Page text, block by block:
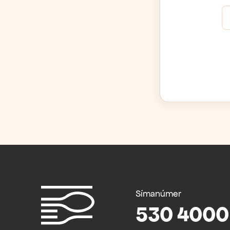
Símanúmer
530 4000